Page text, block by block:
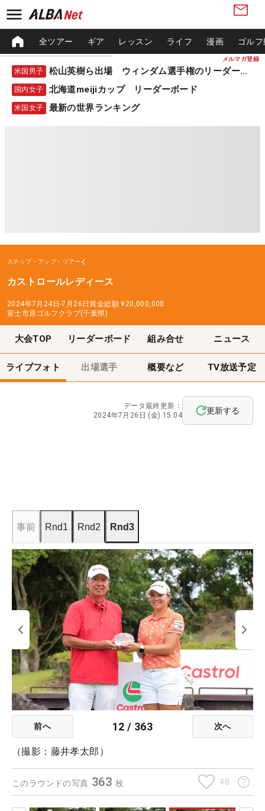
メルマガ登録
全ツアー ギア レッスン ライフ 漫画 ゴル
米国男子 松山英樹ら出場 ウィンダム選手権のリーダーボード
国内女子 北海道meijiカップ リーダーボード
米国女子 最新の世界ランキング
ステップ・アップ・ツアー
カストロールレディース
2024年7月24日-7月26日賞金総額 ¥20,000,000
富士市原ゴルフクラブ(千葉県)
大会TOP リーダーボード 組み合せ ニュース
ライブフォト 出場選手 概要など TV放送予定
データ最終更新：
2024年7月26日 (金) 15:04
更新する
事前 Rnd1 Rnd2 Rnd3
前へ 12 / 363 次へ
（撮影：藤井孝太郎）
このラウンドの写真 363 枚 48